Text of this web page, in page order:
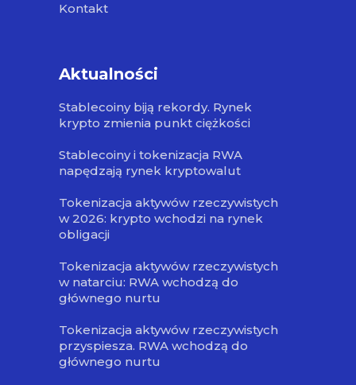
Kontakt
Aktualności
Stablecoiny biją rekordy. Rynek
krypto zmienia punkt ciężkości
Stablecoiny i tokenizacja RWA
napędzają rynek kryptowalut
Tokenizacja aktywów rzeczywistych
w 2026: krypto wchodzi na rynek
obligacji
Tokenizacja aktywów rzeczywistych
w natarciu: RWA wchodzą do
głównego nurtu
Tokenizacja aktywów rzeczywistych
przyspiesza. RWA wchodzą do
głównego nurtu